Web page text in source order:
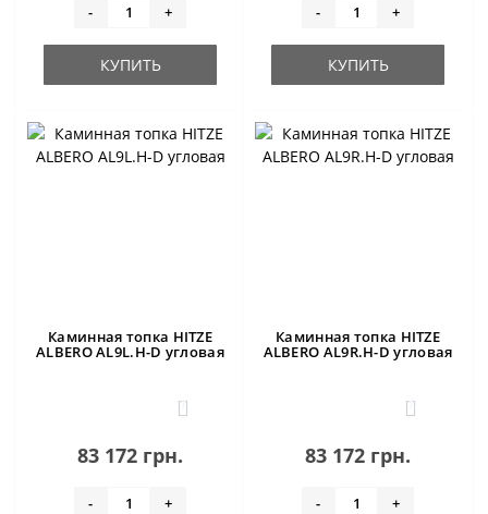
- +
КУПИТЬ
- +
КУПИТЬ
Каминная топка HITZE
ALBERO AL9L.H-D угловая
1
83 172 грн.
- +
Каминная топка HITZE
ALBERO AL9R.H-D угловая
1
83 172 грн.
- +